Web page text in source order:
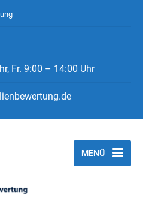
Fr. 9:00 – 14:00 Uhr
MENÜ